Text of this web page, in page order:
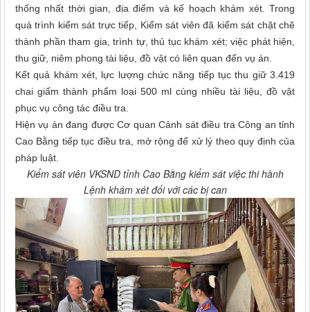
thống nhất thời gian, địa điểm và kế hoạch khám xét. Trong
quá trình kiểm sát trực tiếp, Kiểm sát viên đã kiểm sát chặt chẽ
thành phần tham gia, trình tự, thủ tục khám xét; việc phát hiện,
thu giữ, niêm phong tài liệu, đồ vật có liên quan đến vụ án.
Kết quả khám xét, lực lượng chức năng tiếp tục thu giữ 3.419
chai giấm thành phẩm loại 500 ml cùng nhiều tài liệu, đồ vật
phục vụ công tác điều tra.
Hiện vụ án đang được Cơ quan Cảnh sát điều tra Công an tỉnh
Cao Bằng tiếp tục điều tra, mở rộng để xử lý theo quy định của
pháp luật.
Kiểm sát viên VKSND tỉnh Cao Bằng kiểm sát việc thi hành
Lệnh khám xét đối với các bị can